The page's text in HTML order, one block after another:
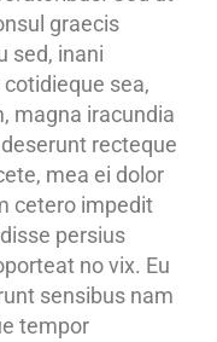
graecis
sed, inani
sea,
magna iracundia
recteque
mea ei dolor
cetero impedit
persius
no vix. Eu
sensibus nam
tempor